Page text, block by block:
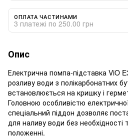
ОПЛАТА ЧАСТИНАМИ
3 платежі по 250.00 грн
Опис
Електрична помпа-підставка ViO
розливу води з полікарбонатних
встановлюється на кришку і
Головною особливістю
спеціальний піддон дозволяє
для наливу води без
положенні.